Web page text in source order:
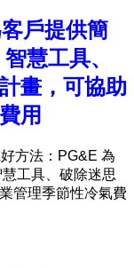
戶提供簡
慧工具、
畫，可協助
用
方法：PG&E 為
工具、破除迷思
管理季節性冷氣費